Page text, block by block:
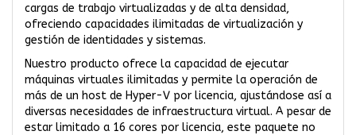
cargas de trabajo virtualizadas y de alta densidad,
ofreciendo capacidades ilimitadas de virtualización y
gestión de identidades y sistemas.
Nuestro producto ofrece la capacidad de ejecutar
máquinas virtuales ilimitadas y permite la operación de
más de un host de Hyper-V por licencia, ajustándose así a
diversas necesidades de infraestructura virtual. A pesar de
estar limitado a 16 cores por licencia, este paquete no